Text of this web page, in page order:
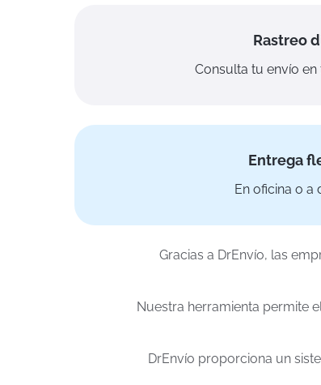
Rastreo
Consulta tu envío
Entrega
En oficina o a
Gracias a DrEnvío, las
Nuestra herramienta permite
DrEnvío proporciona un